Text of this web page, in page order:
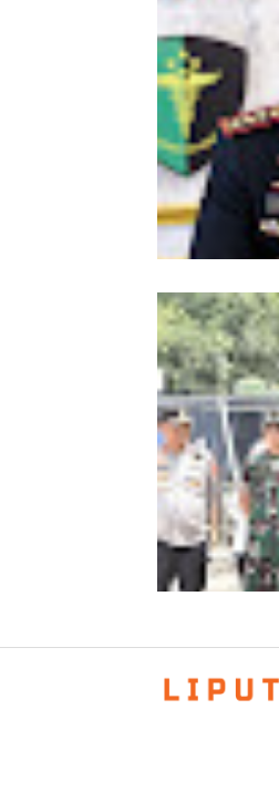
Meriahkan
Polda Aceh
Goreng dan
Kombes
Polri,
Pelaksana
Kapolda